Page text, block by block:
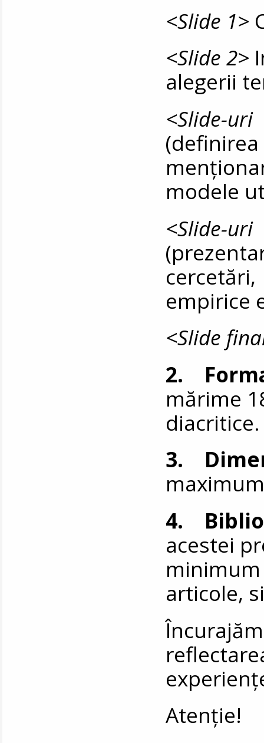
<Slide 1>
<Slide 2>
alegerii
<Slide-
modele
<Slide-
empirice
<Slide
2.
mărime
diacritice.
3.
4.
acestei
articole,
Atenție!